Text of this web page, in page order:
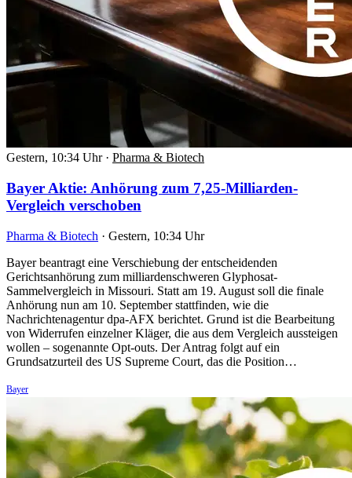
Gestern, 10:34 Uhr · Pharma & Biotech
Bayer Aktie: Anhörung zum 7,25-Milliarden-
Vergleich verschoben
Pharma & Biotech · Gestern, 10:34 Uhr
Bayer beantragt eine Verschiebung der entscheidenden
Gerichtsanhörung zum milliardenschweren Glyphosat-
Sammelvergleich in Missouri. Statt am 19. August soll die finale
Anhörung nun am 10. September stattfinden, wie die
Nachrichtenagentur dpa-AFX berichtet. Grund ist die Bearbeitung
von Widerrufen einzelner Kläger, die aus dem Vergleich aussteigen
wollen – sogenannte Opt-outs. Der Antrag folgt auf ein
Grundsatzurteil des US Supreme Court, das die Position…
Bayer